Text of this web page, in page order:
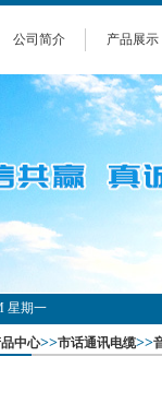
公司简介 产品展示
星期一
中心>>市话通讯电缆>>